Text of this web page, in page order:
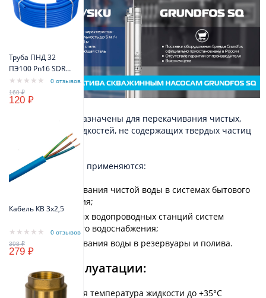
Труба ПНД 32
ПЭ100 Pn16 SDR11
(синий цвет)
VODOS Standart
0 отзывов
120 ₽
Кабель КВ 3х2,5
0 отзывов
279 ₽
Насосы SKU предназначены для перекачивания чистых,
неагрессивных жидкостей, не содержащих твердых частиц
или волокон.
Насосы этой серии применяются:
для перекачивания чистой воды в системах бытового
водоснабжения;
для небольших водопроводных станций систем
коммунального водоснабжения;
для перекачивания воды в резервуары и полива.
Условия эксплуатации:
Максимальная температура жидкости до +35°C